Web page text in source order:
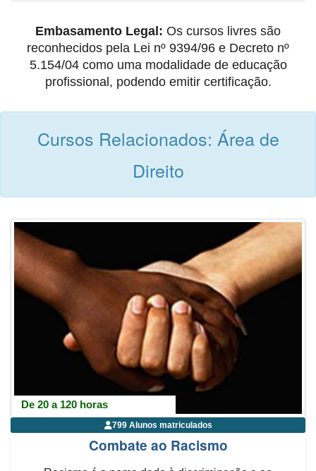
Embasamento Legal: Os cursos livres são
reconhecidos pela Lei nº 9394/96 e Decreto nº
5.154/04 como uma modalidade de educação
profissional, podendo emitir certificação.
Cursos Relacionados: Área de
Direito
De 20 a 120 horas
799 Alunos matriculados
Combate ao Racismo